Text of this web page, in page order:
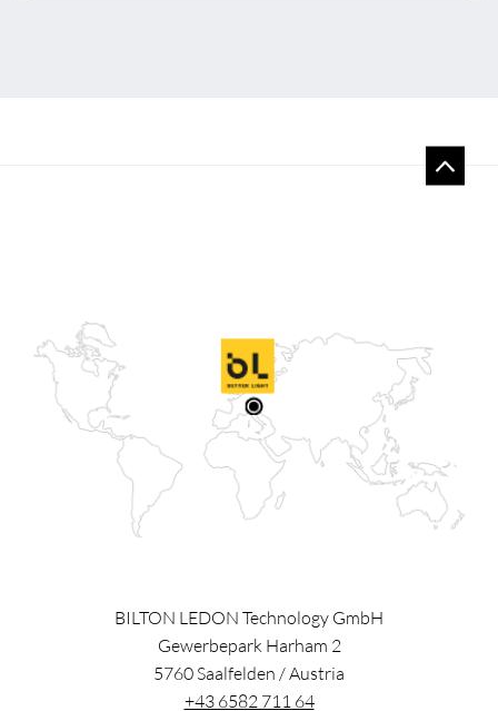
BILTON LEDON Technology GmbH
Gewerbepark Harham 2
5760Saalfelden /Austria
+43 6582 711 64